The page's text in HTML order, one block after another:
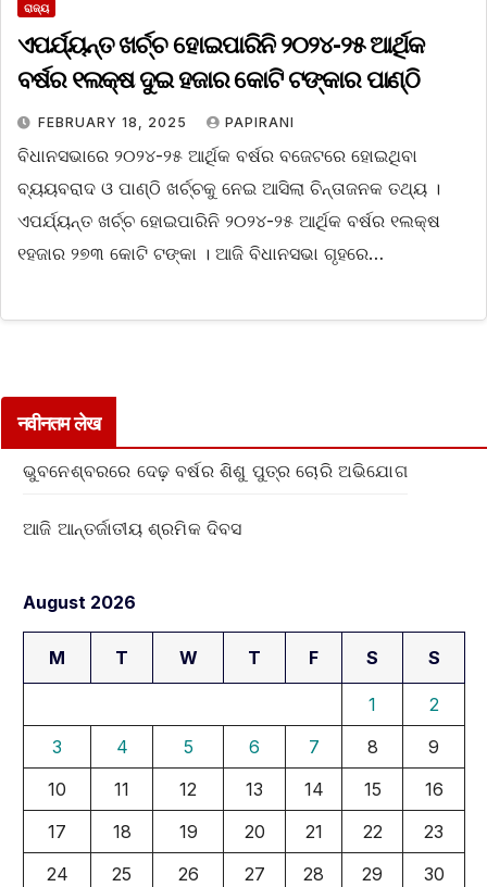
ରାଜ୍ୟ
ଏପର୍ଯ୍ୟନ୍ତ ଖର୍ଚ୍ଚ ହୋଇପାରିନି ୨୦୨୪-୨୫ ଆର୍ଥିକ
ବର୍ଷର ୧ଲକ୍ଷ ଦୁଇ ହଜାର କୋଟି ଟଙ୍କାର ପାଣ୍ଠି
FEBRUARY 18, 2025 PAPIRANI
ବିଧାନସଭାରେ ୨୦୨୪-୨୫ ଆର୍ଥିକ ବର୍ଷର ବଜେଟରେ ହୋଇଥିବା
ବ୍ୟୟବରାଦ ଓ ପାଣ୍ଠି ଖର୍ଚ୍ଚକୁ ନେଇ ଆସିଲା ଚିନ୍ତାଜନକ ତଥ୍ୟ ।
ଏପର୍ଯ୍ୟନ୍ତ ଖର୍ଚ୍ଚ ହୋଇପାରିନି ୨୦୨୪-୨୫ ଆର୍ଥିକ ବର୍ଷର ୧ଲକ୍ଷ
୧ହଜାର ୨୭୩ କୋଟି ଟଙ୍କା । ଆଜି ବିଧାନସଭା ଗୃହରେ…
नवीनतम लेख
ଭୁବନେଶ୍ବରରେ ଦେଢ଼ ବର୍ଷର ଶିଶୁ ପୁତ୍ର ଚୋରି ଅଭିଯୋଗ
ଆଜି ଆନ୍ତର୍ଜାତୀୟ ଶ୍ରମିକ ଦିବସ
August 2026
M T W T F S S
1
2
3
4 5 6 7 8
9
10
11 12 13 14 15
16
17
18 19 20 21 22
23
24
25 26 27 28 29
30